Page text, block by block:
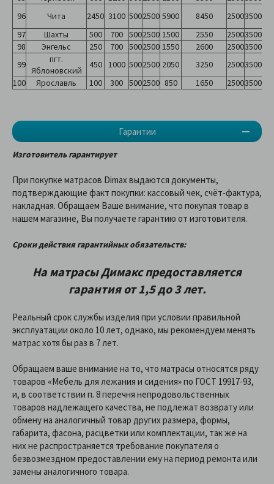
Гарантии
96
Чита 2450 3100 5002500 5900 8450 25003500
97
Шахты 500 700 5002500 1500 2550 25003500
98
Энгельс 250 700 5002500 1550 2600 25003500
99
пгт.
Яблоновский
450 1000 5002500 2050 3250 25003500
100
Ярославль 100 300 5002500 850 1650 25003500
Изготовитель гарантирует
При покупке матрасов Dimax выдаются документы,
подтверждающие факт покупки: кассовый чек, счёт-фактура,
накладная. Обращаем Ваше внимание, что покупая товар в
нашем магазине, Вы получаете гарантию от изготовителя.
Сроки действия гарантийных обязательств:
На матрасы Димакс предоставляетcя
гарантия от 1,5 до 3 лет.
Реальный срок службы изделия при условии правильной
эксплуатации около 10 лет, однако, мы рекомендуем менять
матрас хотя бы раз в 7 лет.
Обращаем ваше внимание на то, что матрасы относятся ряду
товаров «Мебель для лежания и сидения» по ГОСТ 19917-93,
и, в соответствии п. 8 перечня непродовольственных
товаров надлежащего качества, не подлежат возврату или
обмену на аналогичный товар других размера, формы,
габарита, фасона, расцветки или комплектации, так же на
них не распространяется требование покупателя о
безвозмездном предоставлении ему на период ремонта или
замены аналогичного товара.